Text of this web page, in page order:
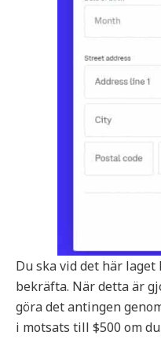
Du ska vid det här
bekräfta. När detta är
göra det antingen
i motsats till $500 om